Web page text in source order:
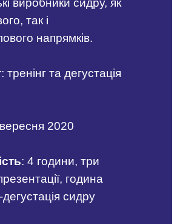
виробники сидру, як
так і
напрямків.
: тренінг та дегустація
2020
: 4 години, три
година
сидру